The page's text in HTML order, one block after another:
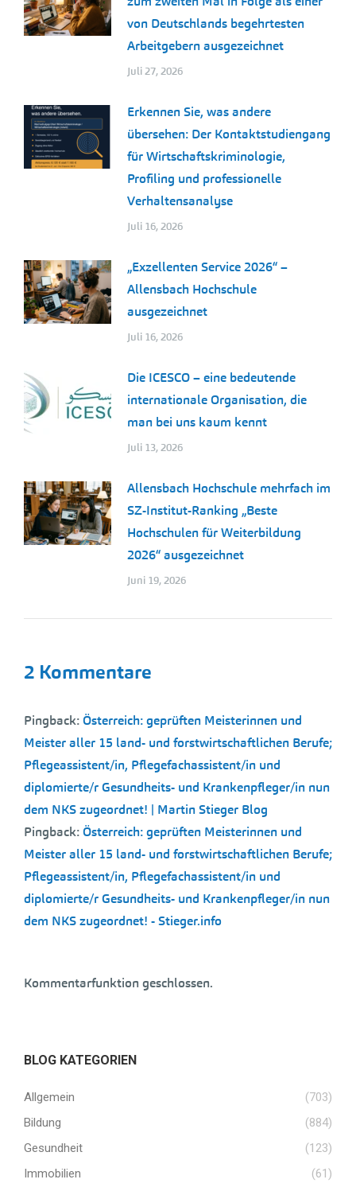
von Deutschlands begehrtesten
Arbeitgebern ausgezeichnet
Juli 27, 2026
Erkennen Sie, was andere
übersehen: Der Kontaktstudiengang
für Wirtschaftskriminologie,
Profiling und professionelle
Verhaltensanalyse
Juli 16, 2026
„Exzellenten Service 2026“ –
Allensbach Hochschule
ausgezeichnet
Juli 16, 2026
Die ICESCO – eine bedeutende
internationale Organisation, die
man bei uns kaum kennt
Juli 13, 2026
Allensbach Hochschule mehrfach im
SZ-Institut-Ranking „Beste
Hochschulen für Weiterbildung
2026“ ausgezeichnet
Juni 19, 2026
2 Kommentare
Pingback:Österreich: geprüften Meisterinnen und
Meister aller 15 land- und forstwirtschaftlichen Berufe;
Pflegeassistent/in, Pflegefachassistent/in und
diplomierte/r Gesundheits- und Krankenpfleger/in nun
dem NKS zugeordnet! | Martin Stieger Blog
Pingback:Österreich: geprüften Meisterinnen und
Meister aller 15 land- und forstwirtschaftlichen Berufe;
Pflegeassistent/in, Pflegefachassistent/in und
diplomierte/r Gesundheits- und Krankenpfleger/in nun
dem NKS zugeordnet! - Stieger.info
Kommentarfunktion geschlossen.
BLOG KATEGORIEN
Allgemein
(703)
Bildung
(884)
Gesundheit
(123)
Immobilien
(61)